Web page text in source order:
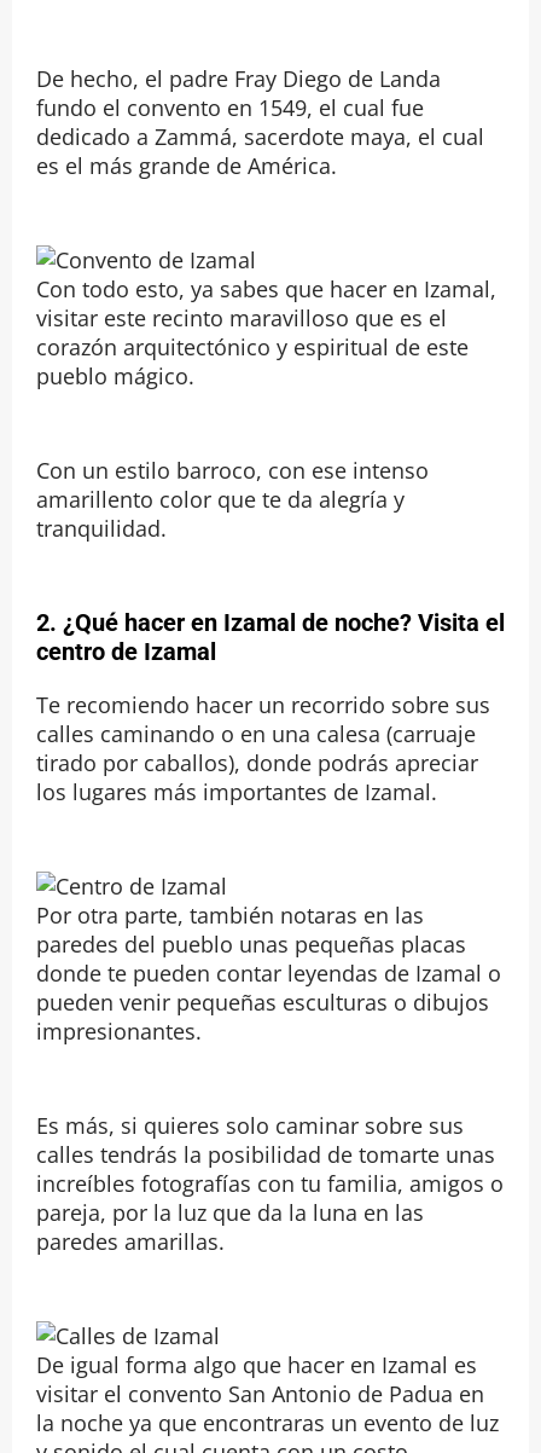
De hecho, el padre Fray Diego de Landa
fundo el convento en 1549, el cual fue
dedicado a Zammá, sacerdote maya, el cual
es el más grande de América.
Con todo esto, ya sabes que hacer en Izamal,
visitar este recinto maravilloso que es el
corazón arquitectónico y espiritual de este
pueblo mágico.
Con un estilo barroco, con ese intenso
amarillento color que te da alegría y
tranquilidad.
2. ¿Qué hacer en Izamal de noche? Visita el
centro de Izamal
Te recomiendo hacer un recorrido sobre sus
calles caminando o en una calesa (carruaje
tirado por caballos), donde podrás apreciar
los lugares más importantes de Izamal.
Por otra parte, también notaras en las
paredes del pueblo unas pequeñas placas
donde te pueden contar leyendas de Izamal o
pueden venir pequeñas esculturas o dibujos
impresionantes.
Es más, si quieres solo caminar sobre sus
calles tendrás la posibilidad de tomarte unas
increíbles fotografías con tu familia, amigos o
pareja, por la luz que da la luna en las
paredes amarillas.
De igual forma algo que hacer en Izamal es
visitar el convento San Antonio de Padua en
la noche ya que encontraras un evento de luz